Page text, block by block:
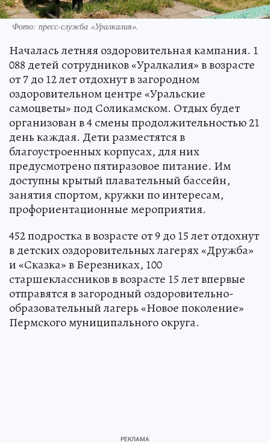
Фото: пресс-служба «Уралкалия».
Началась летняя оздоровительная кампания. 1
088 детей сотрудников «Уралкалия» в возрасте
от 7 до 12 лет отдохнут в загородном
оздоровительном центре «Уральские
самоцветы» под Соликамском. Отдых будет
организован в 4 смены продолжительностью 21
день каждая. Дети разместятся в
благоустроенных корпусах, для них
предусмотрено пятиразовое питание. Им
доступны крытый плавательный бассейн,
занятия спортом, кружки по интересам,
профориентационные мероприятия.
452 подростка в возрасте от 9 до 15 лет отдохнут
в детских оздоровительных лагерях «Дружба»
и «Сказка» в Березниках, 100
старшеклассников в возрасте 15 лет впервые
отправятся в загородный оздоровительно-
образовательный лагерь «Новое поколение»
Пермского муниципального округа.